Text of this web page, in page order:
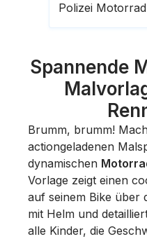
Polizei Motorrad
Spannende
Brumm, brumm!
actiongeladenen
dynamischen
Vorlage zeigt einen
auf seinem Bike über
mit Helm und
alle Kinder, die